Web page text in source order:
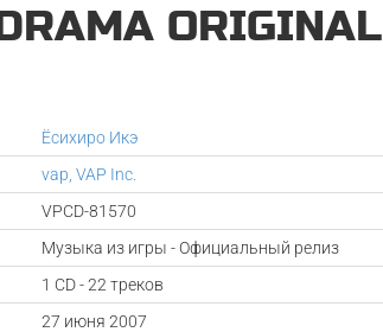
ORIGINAL
Ёсихиро Икэ
vap, VAP Inc.
VPCD-81570
Музыка из игры - Официальный релиз
1 CD - 22 треков
27 июня 2007